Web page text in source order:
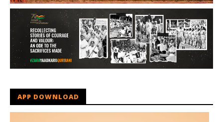
APP DOWNLOAD